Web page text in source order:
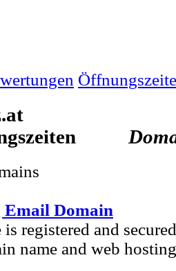
Email Domain
registered and
name and web